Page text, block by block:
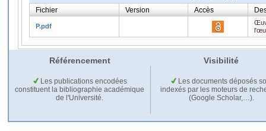
Fichier Version Accès
P.pdf
Référencement Visibilité
Les publications encodées
constituent la bibliographie académique
de l'Université.
Les documents déposés
indexés par les moteurs de
(Google Scholar,…).